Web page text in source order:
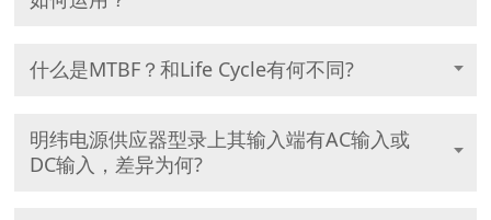
什么是MTBF？和Life Cycle有何不同?
明纬电源供应器型录上其输入端有AC输入或
DC输入，差异为何?